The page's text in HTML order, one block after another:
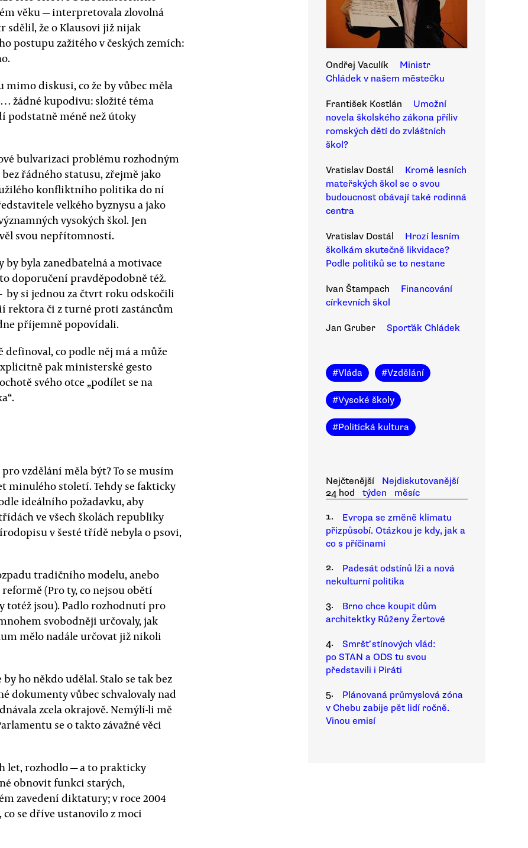
věku — interpretovala zlovolná
sdělil, že o Klausovi již nijak
postupu zažitého v českých zemích:
diskusi, co že by vůbec měla
žádné kupodivu: složité téma
podstatně méně než útoky
bulvarizaci problému rozhodným
řádného statusu, zřejmě jako
konfliktního politika do ní
velkého byznysu a jako
vysokých škol. Jen
svou nepřítomností.
byla zanedbatelná a motivace
doporučení pravděpodobně též.
by si jednou za čtvrt roku odskočili
rektora či z turné proti zastáncům
příjemně popovídali.
definoval, co podle něj má a může
pak ministerské gesto
svého otce „podílet se na
vzdělání měla být? To se musím
minulého století. Tehdy se fakticky
ideálního požadavku, aby
ve všech školách republiky
v šesté třídě nebyla o psovi,
tradičního modelu, anebo
(Pro ty, co nejsou obětí
jsou). Padlo rozhodnutí pro
svobodněji určovaly, jak
mělo nadále určovat již nikoli
ho někdo udělal. Stalo se tak bez
dokumenty vůbec schvalovaly nad
zcela okrajově. Nemýlí-li mě
se o takto závažné věci
let, rozhodlo — a to prakticky
obnovit funkci starých,
zavedení diktatury; v roce 2004
se dříve ustanovilo z moci
Ondřej Vaculík
Ministr
Chládek v našem městečku
František Kostlán
Umožní
novela školského zákona příliv
romských dětí do zvláštních
škol?
Vratislav Dostál
Kromě lesních
mateřských škol se o svou
budoucnost obávají také rodinná
centra
Vratislav Dostál
Hrozí lesním
školkám skutečně likvidace?
Podle politiků se to nestane
Ivan Štampach
Financování
církevních škol
Jan Gruber Sporťák Chládek
#Vláda #Vzdělání
#Vysoké školy
#Politická kultura
Nejčtenější
Nejdiskutovanější
24 hod
týden
měsíc
1.
Evropa se změně klimatu
přizpůsobí. Otázkou je kdy, jak a
co s příčinami
2.
Padesát odstínů lži a nová
nekulturní politika
3.
Brno chce koupit dům
architektky Růženy Žertové
4.
Smršť stínových vlád:
po STAN a ODS tu svou
představili i Piráti
5.
Plánovaná průmyslová zóna
v Chebu zabije pět lidí ročně.
Vinou emisí